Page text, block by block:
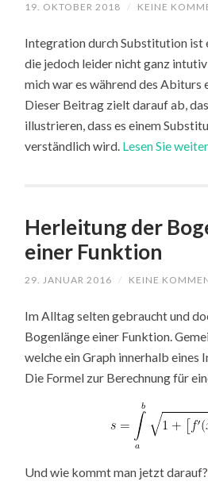
19. OKTOBER 2018 / KEINE
Integration durch Substitution ist
die jedoch leider nicht ganz
mich war es während des Abiturs
Dieser Beitrag zielt darauf ab,
illustrieren, dass es einem
verständlich wird. Lesen Sie
Herleitung der
einer Funktion
29. JANUAR 2016 / KEINE
Im Alltag selten gebraucht und
Bogenlänge einer Funktion.
welche ein Graph innerhalb eines
Die Formel zur Berechnung für
Und wie kommt man jetzt darauf?